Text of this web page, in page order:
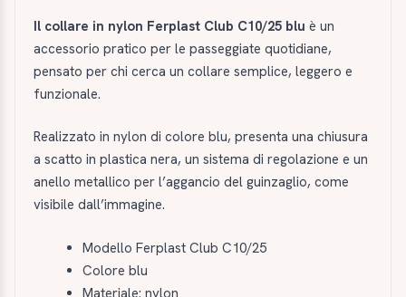
Il collare in nylon Ferplast Club C10/25 blu è un
accessorio pratico per le passeggiate quotidiane,
pensato per chi cerca un collare semplice, leggero e
funzionale.
Realizzato in nylon di colore blu, presenta una chiusura
a scatto in plastica nera, un sistema di regolazione e un
anello metallico per l’aggancio del guinzaglio, come
visibile dall’immagine.
Modello Ferplast Club C10/25
Colore blu
Materiale: nylon